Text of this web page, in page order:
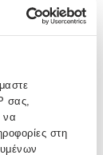
σας,
να
στη